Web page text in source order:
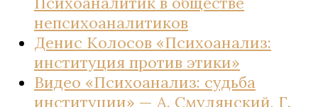
непсихоаналитиков
Денис Колосов «Психоанализ:
институция против этики»
Видео «Психоанализ: судьба
институции» — А. Смулянский, Г.